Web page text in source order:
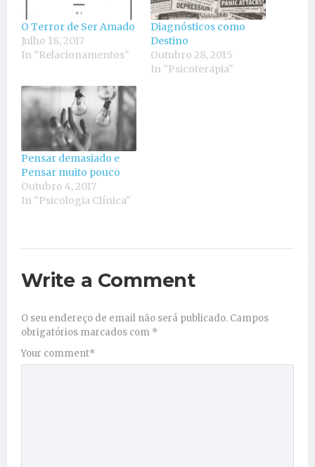
O Terror de Ser Amado
Julho 18, 2017
In "Relacionamentos"
Diagnósticos como
Destino
Outubro 28, 2015
In "Psicoterapia"
Pensar demasiado e
Pensar muito pouco
Outubro 4, 2017
In "Psicologia Clínica"
Write a Comment
O seu endereço de email não será publicado. Campos
obrigatórios marcados com *
Your comment*